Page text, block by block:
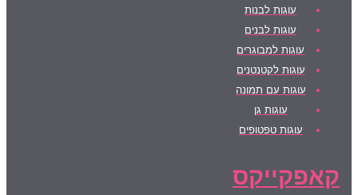
עוגות לבנות
עוגות לבנים
עוגות למבוגרים
עוגות לקטנטנים
עוגות עם תמונה
עוגות גן
עוגות טפטופים
קאפקייקס